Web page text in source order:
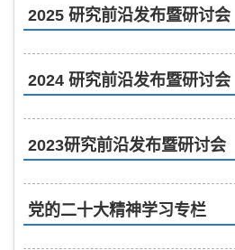
2025 研究前沿发布暨研讨会
2024 研究前沿发布暨研讨会
2023研究前沿发布暨研讨会
党的二十大精神学习专栏